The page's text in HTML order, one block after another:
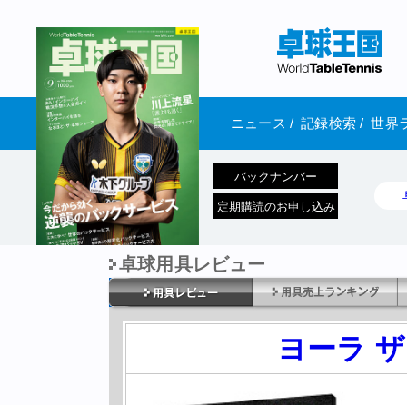
ニュース / 記録検索 / 世界
1970年1月01日 発売
バックナンバー
定期購読のお申し込み
卓球用具レビュー
ヨーラ